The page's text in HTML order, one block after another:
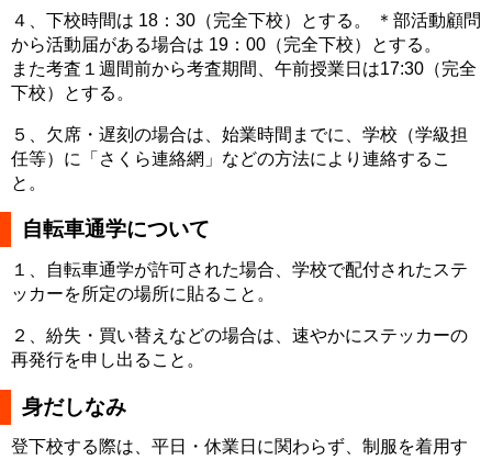
４、下校時間は 18：30（完全下校）とする。 ＊部活動顧問
から活動届がある場合は 19：00（完全下校）とする。
また考査１週間前から考査期間、午前授業日は17:30（完全
下校）とする。
５、欠席・遅刻の場合は、始業時間までに、学校（学級担
任等）に「さくら連絡網」などの方法により連絡するこ
と。
自転車通学について
１、自転車通学が許可された場合、学校で配付されたステ
ッカーを所定の場所に貼ること。
２、紛失・買い替えなどの場合は、速やかにステッカーの
再発行を申し出ること。
身だしなみ
登下校する際は、平日・休業日に関わらず、制服を着用す